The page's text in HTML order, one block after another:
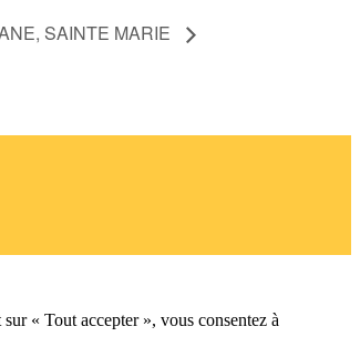
SAINTE MARIE
« Tout accepter », vous consentez à